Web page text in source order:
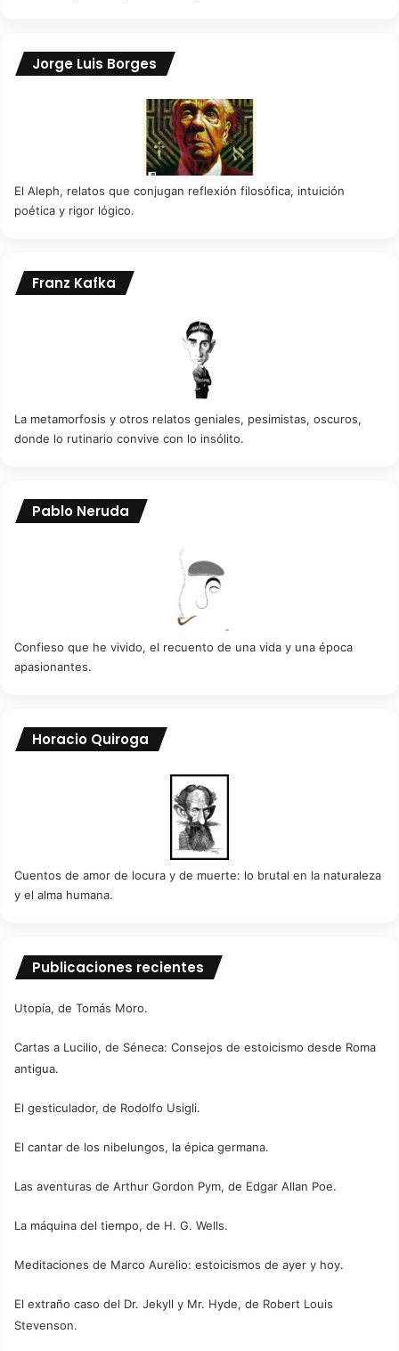
Jorge Luis Borges
El Aleph, relatos que conjugan reflexión filosófica, intuición
poética y rigor lógico.
Franz Kafka
La metamorfosis y otros relatos geniales, pesimistas, oscuros,
donde lo rutinario convive con lo insólito.
Pablo Neruda
Confieso que he vivido, el recuento de una vida y una época
apasionantes.
Horacio Quiroga
Cuentos de amor de locura y de muerte: lo brutal en la naturaleza
y el alma humana.
Publicaciones recientes
Utopía, de Tomás Moro.
Cartas a Lucilio, de Séneca: Consejos de estoicismo desde Roma
antigua.
El gesticulador, de Rodolfo Usigli.
El cantar de los nibelungos, la épica germana.
Las aventuras de Arthur Gordon Pym, de Edgar Allan Poe.
La máquina del tiempo, de H. G. Wells.
Meditaciones de Marco Aurelio: estoicismos de ayer y hoy.
El extraño caso del Dr. Jekyll y Mr. Hyde, de Robert Louis
Stevenson.